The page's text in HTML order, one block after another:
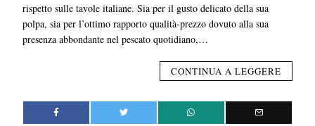
rispetto sulle tavole italiane. Sia per il gusto delicato della sua
polpa, sia per l’ottimo rapporto qualità-prezzo dovuto alla sua
presenza abbondante nel pescato quotidiano,…
CONTINUA A LEGGERE